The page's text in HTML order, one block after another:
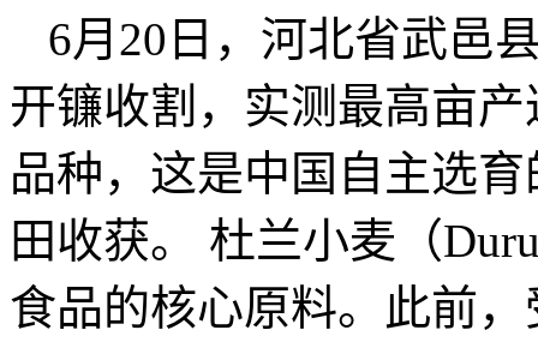
6月20日，河北省武邑
开镰收割，实测最高亩
品种，这是中国自主选
田收获。 杜兰小麦（
食品的核心原料。此前